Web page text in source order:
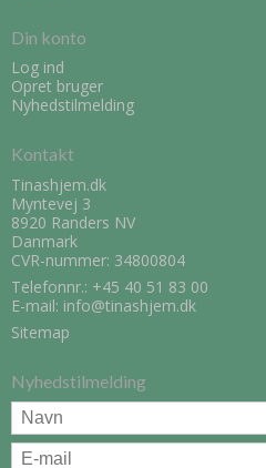
Din konto
Log ind
Opret bruger
Nyhedstilmelding
Kontakt
Tinashjem.dk
Myntevej 3
8920 Randers NV
Danmark
CVR-nummer: 34800804
Telefonnr.: +45 40 51 83 00
E-mail: info@tinashjem.dk
Sitemap
Nyhedstilmelding